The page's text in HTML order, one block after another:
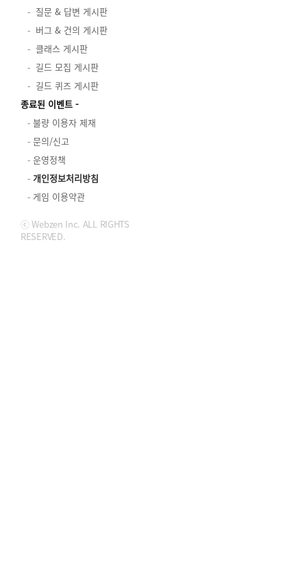
질문 & 답변 게시판
버그 & 건의 게시판
클래스 게시판
길드 모집 게시판
길드 퀴즈 게시판
종료된 이벤트
불량 이용자 제재
문의/신고
운영정책
개인정보처리방침
게임 이용약관
ⓒ Webzen Inc. ALL RIGHTS
RESERVED.